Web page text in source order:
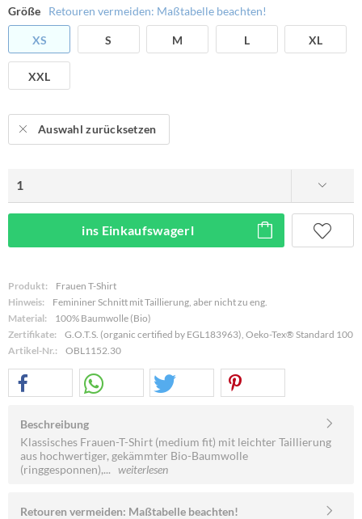
Größe Retouren vermeiden: Maßtabelle beachten!
XS S M L XL
XXL
Auswahl zurücksetzen
ins Einkaufswagerl
Produkt:
Frauen T-Shirt
Hinweis:
Femininer Schnitt mit Taillierung, aber nicht zu eng.
Material:
100% Baumwolle (Bio)
Zertifikate:
G.O.T.S. (organic certified by EGL183963), Oeko-Tex® Standard 100
Artikel-Nr.:
OBL1152.30
Beschreibung
Klassisches Frauen-T-Shirt (medium fit) mit leichter Taillierung
aus hochwertiger, gekämmter Bio-Baumwolle
(ringgesponnen),... weiterlesen
Retouren vermeiden: Maßtabelle beachten!